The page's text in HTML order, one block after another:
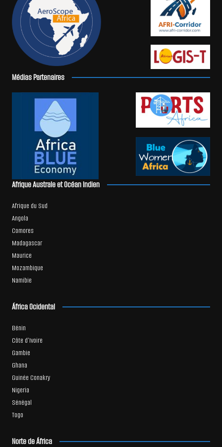
Médias Partenaires
Afrique Australe et Océan Indien
Afrique du Sud
Angola
Comores
Madagascar
Maurice
Mozambique
Namibie
África Ocidental
Bénin
Côte d’Ivoire
Gambie
Ghana
Guinée Conakry
Nigeria
Sénégal
Togo
Norte de África